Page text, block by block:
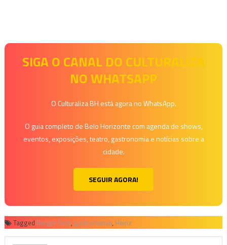
SIGA O CANAL DO CULTURALIZA
NO WHATSAPP
O Culturaliza BH está agora no WhatsApp.
O guia completo de Belo Horizonte com agenda de shows,
eventos, exposições, teatro, gastronomia e notícias sobre a
cidade.
SEGUIR AGORA!
Tagged Burger Fest, gastronomia, Heinz